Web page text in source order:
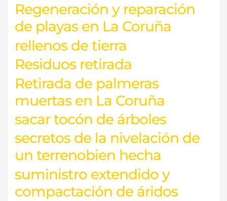
Regeneración y reparación
de playas en La Coruña
rellenos de tierra
Residuos retirada
Retirada de palmeras
muertas en La Coruña
sacar tocón de árboles
secretos de la nivelación de
un terrenobien hecha
suministro extendido y
compactación de áridos